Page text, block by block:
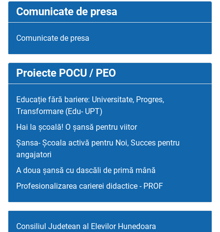
Comunicate de presa
Comunicate de presa
Proiecte POCU / PEO
Educație fără bariere: Universitate, Progres,
Transformare (Edu- UPT)
Hai la școală! O șansă pentru viitor
Șansa- Școala activă pentru Noi, Succes pentru
angajatori
A doua șansă cu dascăli de primă mână
Profesionalizarea carierei didactice - PROF
Consiliul Judetean al Elevilor Hunedoara